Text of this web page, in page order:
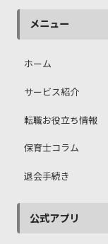
メニュー
ホーム
サービス紹介
転職お役立ち情報
保育士コラム
退会手続き
公式アプリ